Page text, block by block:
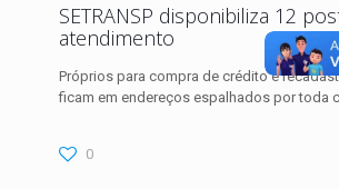
SETRANSP disponibiliza 12
atendimento
Próprios para compra de crédito e
ficam em endereços espalhados por toda
0